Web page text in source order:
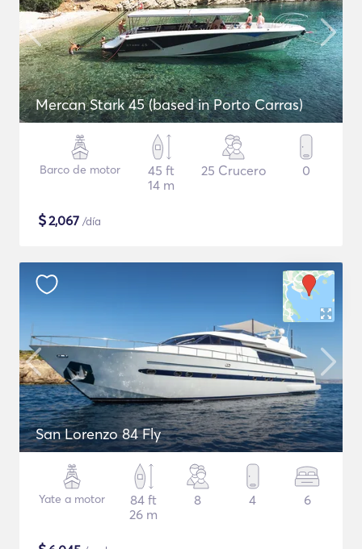
Mercan Stark 45 (based in Porto Carras)
Barco de motor
45 ft
14 m
25 Crucero 0
$2,067 /día
San Lorenzo 84 Fly
Yate a motor
84 ft
26 m
8 4 6